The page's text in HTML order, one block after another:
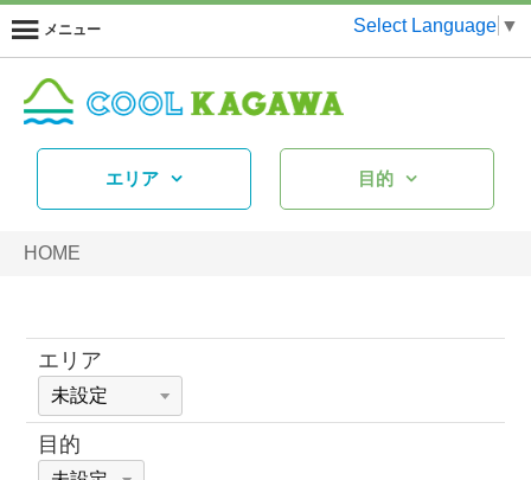
メニュー Select Language ▼
エリア 目的
HOME
エリア
目的